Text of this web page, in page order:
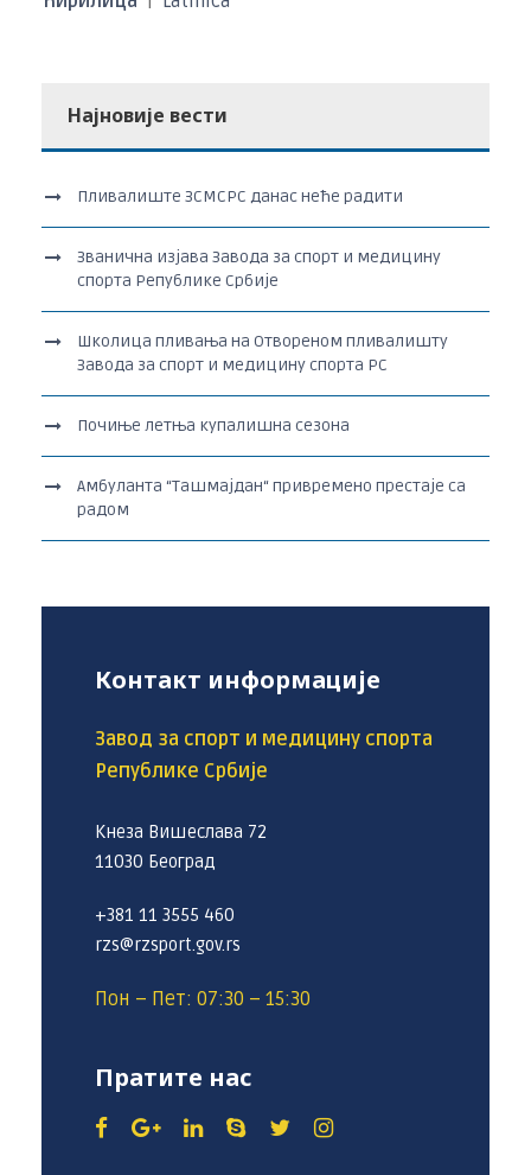
Најновије вести
Пливалиште ЗСМСРС данас неће радити
Званична изјава Завода за спорт и медицину
спорта Републике Србије
Школица пливања на Отвореном пливалишту
Завода за спорт и медицину спорта РС
Почиње летња купалишна сезона
Амбуланта “Ташмајдан“ привремено престаје са
радом
Контакт информације
Завод за спорт и медицину спорта
Републике Србије
Кнеза Вишеслава 72
11030 Београд
+381 11 3555 460
rzs@rzsport.gov.rs
Пон – Пет: 07:30 – 15:30
Пратите нас